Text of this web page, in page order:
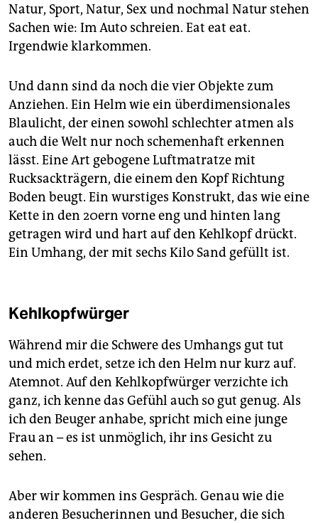
Natur, Sport, Natur, Sex und nochmal Natur stehen
Sachen wie: Im Auto schreien. Eat eat eat.
Irgendwie klarkommen.
Und dann sind da noch die vier Objekte zum
Anziehen. Ein Helm wie ein überdimensionales
Blaulicht, der einen sowohl schlechter atmen als
auch die Welt nur noch schemenhaft erkennen
lässt. Eine Art gebogene Luftmatratze mit
Rucksackträgern, die einem den Kopf Richtung
Boden beugt. Ein wurstiges Konstrukt, das wie eine
Kette in den 20ern vorne eng und hinten lang
getragen wird und hart auf den Kehlkopf drückt.
Ein Umhang, der mit sechs Kilo Sand gefüllt ist.
Kehlkopfwürger
Während mir die Schwere des Umhangs gut tut
und mich erdet, setze ich den Helm nur kurz auf.
Atemnot. Auf den Kehlkopfwürger verzichte ich
ganz, ich kenne das Gefühl auch so gut genug. Als
ich den Beuger anhabe, spricht mich eine junge
Frau an – es ist unmöglich, ihr ins Gesicht zu
sehen.
Aber wir kommen ins Gespräch. Genau wie die
anderen Besucherinnen und Besucher, die sich